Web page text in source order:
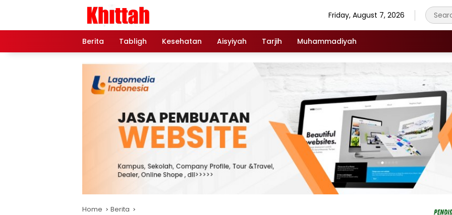
Friday, August 7, 2026
Berita Tabligh Kesehatan Aisyiyah Tarjih Muhammadiyah
Home Berita